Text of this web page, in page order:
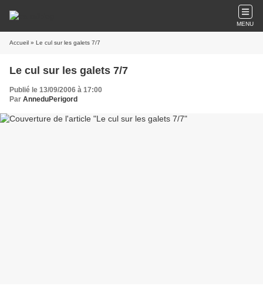
MENU
Accueil » Le cul sur les galets 7/7
Le cul sur les galets 7/7
Publié le 13/09/2006 à 17:00
Par AnneduPerigord